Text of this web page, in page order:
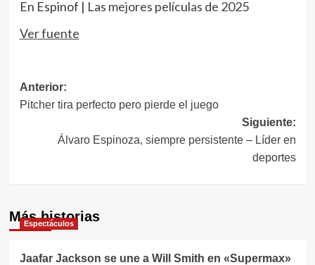
En Espinof | Las mejores películas de 2025
Ver fuente
Navegación
de
entradas
Anterior:
Pitcher tira perfecto pero pierde el juego
Siguiente:
Álvaro Espinoza, siempre persistente – Líder en
deportes
Más historias
Espectáculos
Jaafar Jackson se une a Will Smith en «Supermax»